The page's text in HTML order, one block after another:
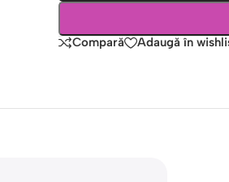
Compară Adaugă în